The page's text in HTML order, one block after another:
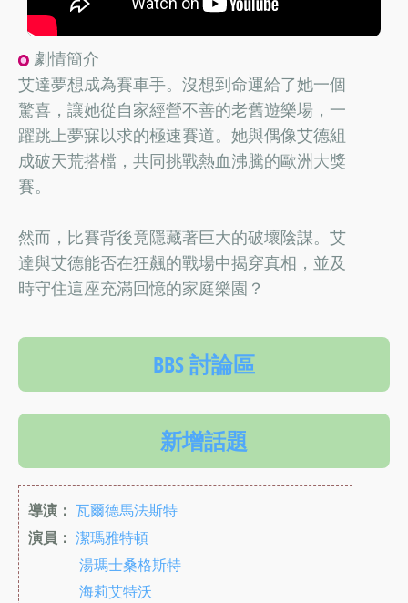
劇情簡介
艾達夢想成為賽車手。沒想到命運給了她一個
驚喜，讓她從自家經營不善的老舊遊樂場，一
躍跳上夢寐以求的極速賽道。她與偶像艾德組
成破天荒搭檔，共同挑戰熱血沸騰的歐洲大獎
賽。
然而，比賽背後竟隱藏著巨大的破壞陰謀。艾
達與艾德能否在狂飆的戰場中揭穿真相，並及
時守住這座充滿回憶的家庭樂園？
BBS 討論區
新增話題
導演： 瓦爾德馬法斯特
演員： 潔瑪雅特頓
湯瑪士桑格斯特
海莉艾特沃